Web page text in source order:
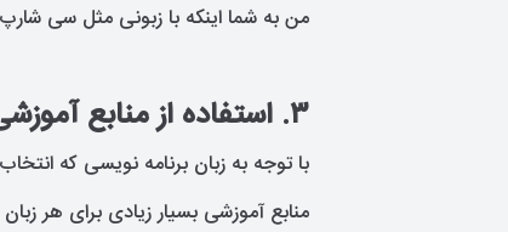
من به شما اینکه با زبونی مثل سی
۳. استفاده از منابع آموزشی:
با توجه به زبان برنامه نویسی که
منابع آموزشی بسیار زیادی برای هر